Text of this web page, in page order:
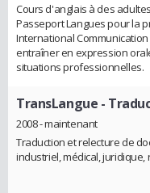
Cours d'anglais à des
Passeport Langues pour la
International Communication
entraîner en expression
situations professionnelles.
TransLangue -
2008 - maintenant
Traduction et relecture de
industriel, médical,